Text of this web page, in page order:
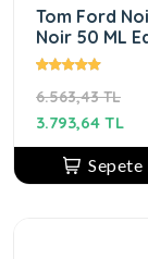
Tom Ford
Noir 50 ML
Unisex
6.563,43 TL
3.793,64 TL
Sepete